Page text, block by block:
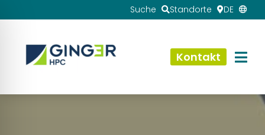
Suche Standorte DE
Kontakt